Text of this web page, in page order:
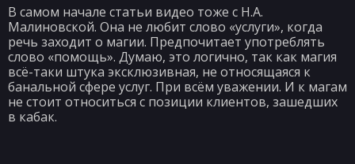
В самом начале статьи видео тоже с Н.А.
Малиновской. Она не любит слово «услуги», когда
речь заходит о магии. Предпочитает употреблять
слово «помощь». Думаю, это логично, так как магия
всё-таки штука эксклюзивная, не относящаяся к
банальной сфере услуг. При всём уважении. И к магам
не стоит относиться с позиции клиентов, зашедших
в кабак.